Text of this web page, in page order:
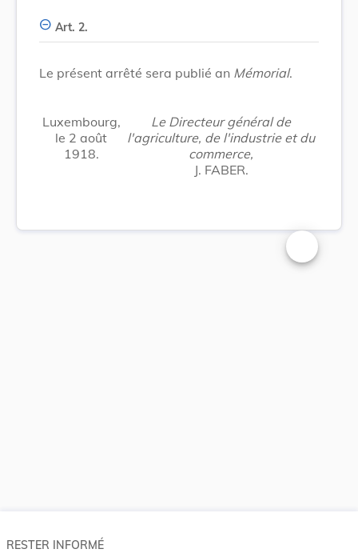
Art. 2.
Le présent arrêté sera publié an Mémorial.
Luxembourg,
le 2 août
1918.
Le Directeur général de
l'agriculture, de l'industrie et du
commerce,
J. FABER.
Changer la
RESTER INFORMÉ